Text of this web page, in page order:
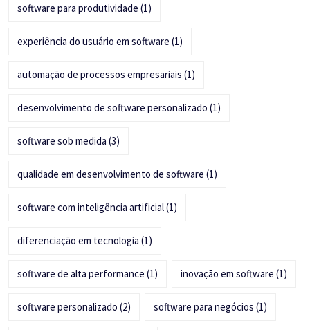
software para produtividade (1)
experiência do usuário em software (1)
automação de processos empresariais (1)
desenvolvimento de software personalizado (1)
software sob medida (3)
qualidade em desenvolvimento de software (1)
software com inteligência artificial(1)
diferenciação em tecnologia (1)
software de alta performance (1) inovação em software (1)
software personalizado (2) software para negócios (1)